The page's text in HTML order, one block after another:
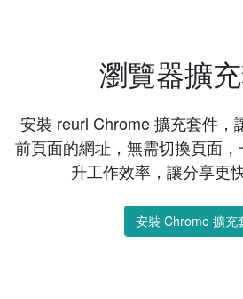
瀏覽器擴
安裝 reurl Chrome 擴充套件，
前頁面的網址，無需切換頁面
升工作效率，讓分享更
安裝 Chrome 擴充